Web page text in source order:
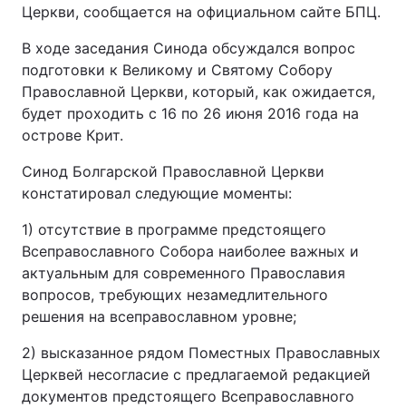
Церкви, сообщается на официальном сайте БПЦ.
В ходе заседания Синода обсуждался вопрос
подготовки к Великому и Святому Собору
Православной Церкви, который, как ожидается,
будет проходить с 16 по 26 июня 2016 года на
острове Крит.
Синод Болгарской Православной Церкви
констатировал следующие моменты:
1) отсутствие в программе предстоящего
Всеправославного Собора наиболее важных и
актуальным для современного Православия
вопросов, требующих незамедлительного
решения на всеправославном уровне;
2) высказанное рядом Поместных Православных
Церквей несогласие с предлагаемой редакцией
документов предстоящего Всеправославного